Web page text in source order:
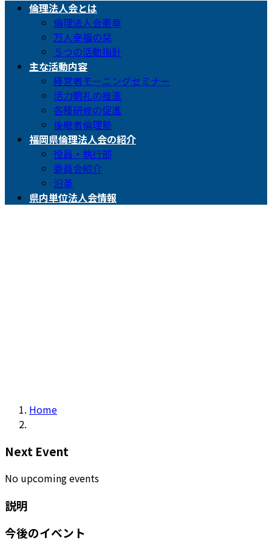
倫理法人会とは
倫理法人会憲章
万人幸福の栞
５つの活動指針
主な活動内容
経営者モーニングセミナー
活力朝礼の推進
各種研修の促進
後継者倫理塾
福岡県倫理法人会の紹介
役員・執行部
委員会紹介
沿革
県内単位法人会情報
Home
Next Event
No upcoming events
説明
今後のイベント